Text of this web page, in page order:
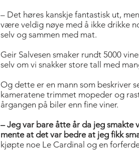
– Det høres kanskje fantastisk ut,
være veldig nøye med å ikke drikke
selv og sammen med mat.
Geir Salvesen smaker rundt 5000
selv om vi snakker store tall med
Og dette er en mann som beskriver
kameratene trimmet mopeder og
årgangen på biler enn fine viner.
– Jeg var bare åtte år da jeg
mente at det var bedre at jeg fikk
kjøpte noe Le Cardinal og en